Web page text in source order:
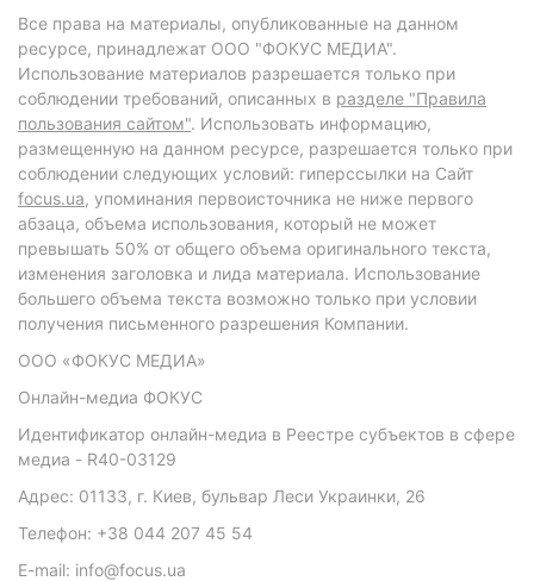
Все права на материалы, опубликованные на данном
ресурсе, принадлежат ООО "ФОКУС МЕДИА".
Использование материалов разрешается только при
соблюдении требований, описанных в разделе "Правила
пользования сайтом". Использовать информацию,
размещенную на данном ресурсе, разрешается только при
соблюдении следующих условий: гиперссылки на Сайт
focus.ua, упоминания первоисточника не ниже первого
абзаца, объема использования, который не может
превышать 50% от общего объема оригинального текста,
изменения заголовка и лида материала. Использование
большего объема текста возможно только при условии
получения письменного разрешения Компании.
ООО «ФОКУС МЕДИА»
Онлайн-медиа ФОКУС
Идентификатор онлайн-медиа в Реестре субъектов в сфере
медиа - R40-03129
Адрес: 01133, г. Киев, бульвар Леси Украинки, 26
Телефон: +38 044 207 45 54
E-mail: info@focus.ua